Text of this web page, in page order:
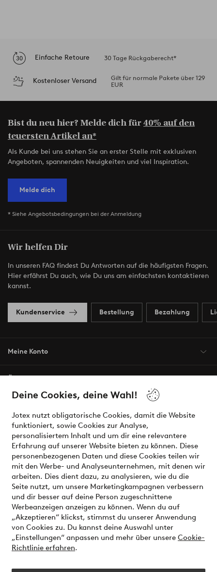
Deine Cookies, deine Wahl!
Jotex nutzt obligatorische Cookies, damit die Website
funktioniert, sowie Cookies zur Analyse,
personalisiertem Inhalt und um dir eine relevantere
Erfahrung auf unserer Website bieten zu können. Diese
personenbezogenen Daten und diese Cookies teilen wir
mit den Werbe- und Analyseunternehmen, mit denen wir
arbeiten. Dies dient dazu, zu analysieren, wie du die
Seite nutzt, um unsere Marketingkampagnen verbessern
und dir besser auf deine Person zugeschnittene
Werbeanzeigen anzeigen zu können. Wenn du auf
„Akzeptieren“ klickst, stimmst du unserer Anwendung
von Cookies zu. Du kannst deine Auswahl unter
„Einstellungen“ anpassen und mehr über unsere Cookie-
Richtlinie erfahren.
Einfache Retoure 30 Tage Rückgaberecht*
Kostenloser Versand
Gilt für normale Pakete über 129
EUR
Bist du neu hier? Melde dich für40% auf den
teuersten Artikel an*
Als Kunde bei uns stehen Sie an erster Stelle mit exklusiven
Angeboten, spannenden Neuigkeiten und viel Inspiration.
Melde dich
* Siehe Angebotsbedingungen bei der Anmeldung
Wir helfen Dir
In unseren FAQ findest Du Antworten auf die häufigsten Fragen.
Hier erfährst Du auch, wie Du uns am einfachsten kontaktieren
kannst.
Kundenservice Bestellung Bezahlung
Meine Konto
Bedingungen
Sichere Zahlungen - Jetzt bezahlen oder aufteilen
Möchtest du mehr über unsere
Zahlungsmöglichkeitenerfahren?